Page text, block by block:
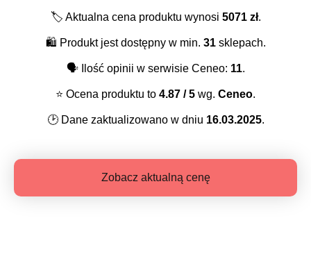
🏷️ Aktualna cena produktu wynosi 5071zł.
🛍️ Produkt jest dostępny w min. 31sklepach.
🗣️Ilość opinii w serwisie Ceneo: 11.
⭐️ Ocena produktu to 4.87 / 5 wg. Ceneo.
🕑Dane zaktualizowano w dniu 16.03.2025.
Zobacz aktualną cenę